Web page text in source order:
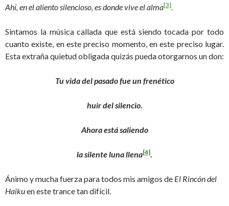
Ahí, en el aliento silencioso, es donde vive el alma[3].
Sintamos la música callada que está siendo tocada por todo
cuanto existe, en este preciso momento, en este preciso lugar.
Esta extraña quietud obligada quizás pueda otorgarnos un don:
Tu vida del pasado fue un frenético
huir del silencio.
Ahora está saliendo
la silente luna llena[4].
Ánimo y mucha fuerza para todos mis amigos de El Rincón del
Haikuen este trance tan difícil.